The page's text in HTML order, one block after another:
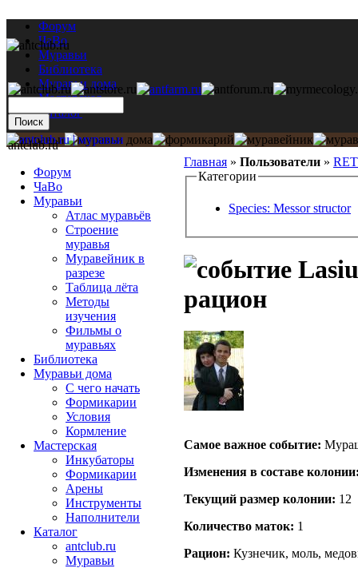
Форум
ЧаВо
Муравьи
Библиотека
Муравьи дома
Мастерская
Каталог
Главная » Пользователи » RET
Категории
Species: Messor structor
рацион
Самое важное событие:
Изменения в составе
Текущий размер кoлонии: 12
Количество маток: 1
Рацион: Кузнечик, моль,
antclub.ru
Форум
ЧаВо
Муравьи
Атлас муравьёв
Строение
муравья
Муравейник в
разрезе
Таблица лёта
Методы
изучения
Фильмы о
муравьях
Библиотека
Муравьи дома
С чего начать
Формикарии
Условия
Кормление
Мастерская
Инкубаторы
Формикарии
Арены
Инструменты
Наполнители
Каталог
antclub.ru
Муравьи